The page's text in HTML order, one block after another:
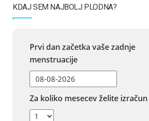
KDAJ SEM NAJBOLJ PLODNA?
Prvi dan začetka vaše zadnje
menstruacije
Za koliko mesecev želite izračun